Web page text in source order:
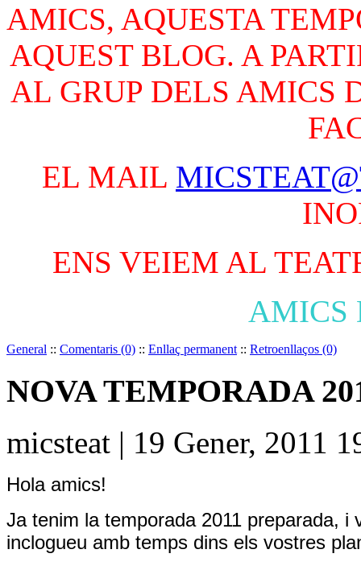
AMICS, AQUESTA
AQUEST BLOG. A
AL GRUP DELS AMICS
EL MAIL
ENS VEIEM AL
AMICS
General :: Comentaris (0) :: Enllaç permanent :: Retroenllaços (0)
NOVA TEMPORADA
micsteat | 19 Gener, 2011
Hola amics!
Ja tenim la temporada 2011 preparada,
inclogueu amb temps dins els vostres